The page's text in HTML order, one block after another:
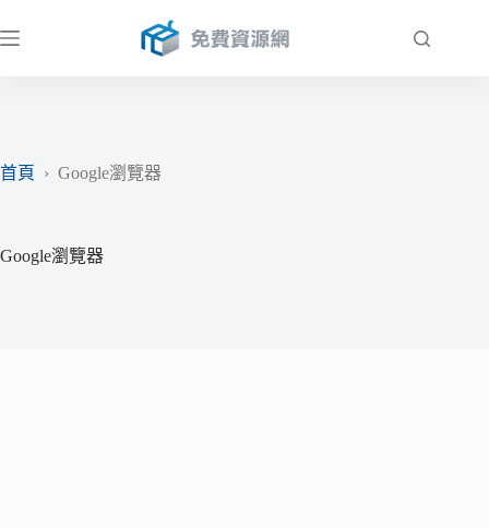
至
首頁
› Google瀏覽器
Google瀏覽器